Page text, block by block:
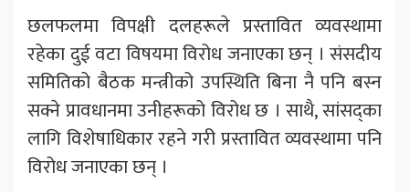
छलफलमा विपक्षी दलहरूले प्रस्तावित व्यवस्थामा
रहेका दुई वटा विषयमा विरोध जनाएका छन् । संसदीय
समितिको बैठक मन्त्रीको उपस्थिति बिना नै पनि बस्न
सक्ने प्रावधानमा उनीहरूको विरोध छ । साथै, सांसद्का
लागि विशेषाधिकार रहने गरी प्रस्तावित व्यवस्थामा पनि
विरोध जनाएका छन् ।